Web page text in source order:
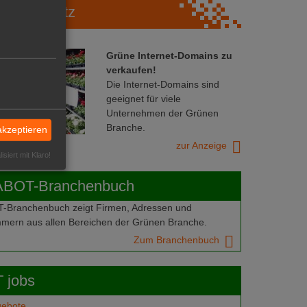
Marktplatz
Grüne Internet-Domains zu
verkaufen!
Die Internet-Domains sind
geeignet für viele
Unternehmen der Grünen
Branche.
zur Anzeige
Branchenbuch
Branchenbuch zeigt Firmen, Adressen und
aus allen Bereichen der Grünen Branche.
Zum Branchenbuch
jobs
mit Klaro!